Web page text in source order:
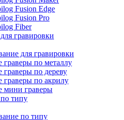
Fusion Edge
Fusion Pro
Fiber
гравировки
для гравировки
граверы по металлу
граверы по дереву
граверы по акрилу
мини граверы
типу
по типу